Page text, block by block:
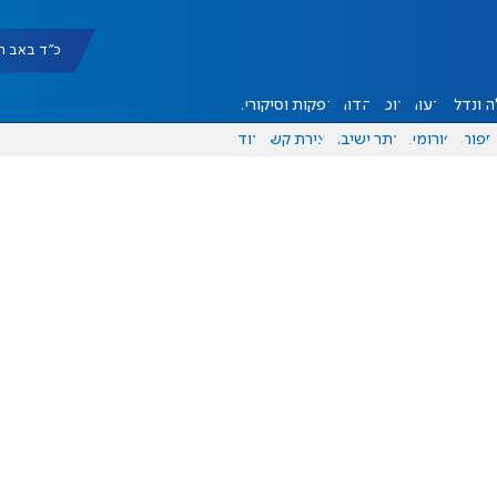
כ"ד באב תשפ"ו
ונדל"ן דעות אוכל יהדות הפקות וסיקורים
ספורט פורומים אתר ישיבה יצירת קשר עוד